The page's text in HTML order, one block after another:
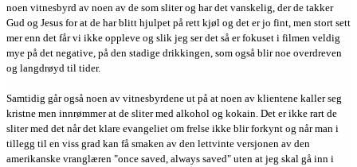
noen vitnesbyrd av noen av de som sliter og har det vanskelig, der de takker
Gud og Jesus for at de har blitt hjulpet på rett kjøl og det er jo fint, men stort sett
mer enn det får vi ikke oppleve og slik jeg ser det så er fokuset i filmen veldig
mye på det negative, på den stadige drikkingen, som også blir noe overdreven
og langdrøyd til tider.
Samtidig går også noen av vitnesbyrdene ut på at noen av klientene kaller seg
kristne men innrømmer at de sliter med alkohol og kokain. Det er ikke rart de
sliter med det når det klare evangeliet om frelse ikke blir forkynt og når man i
tillegg til en viss grad kan få smaken av den lettvinte versjonen av den
amerikanske vranglæren "once saved, always saved" uten at jeg skal gå inn i